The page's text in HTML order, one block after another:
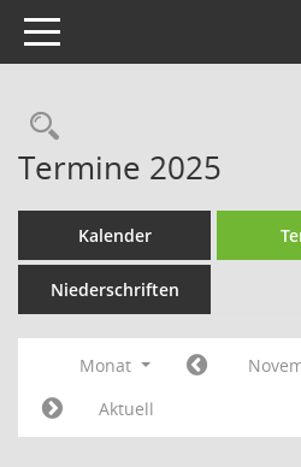
Toggle navigation
Rechercheauswahl
Termine 2025
Kalender
Niederschriften
Monat
Aktuell